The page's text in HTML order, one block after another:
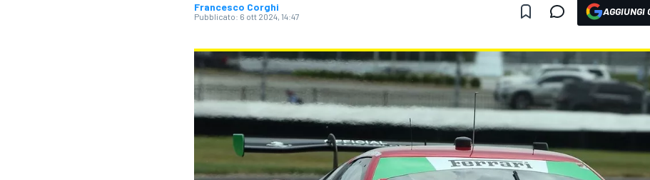
WEC
Francesco Corghi
Pubblicato: 6 ott 2024, 14:47 AGGIUNGI